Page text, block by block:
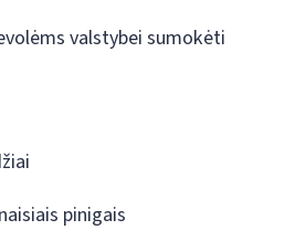
valstybei sumokėti
pinigais